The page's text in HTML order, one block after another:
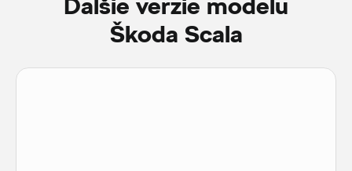
Škoda Scala